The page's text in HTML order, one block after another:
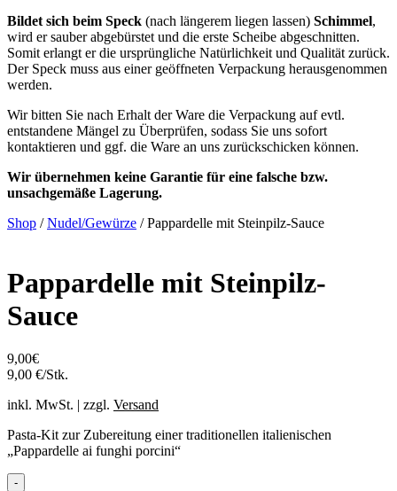
Bildet sich beim Speck (nach längerem liegen lassen) Schimmel,
wird er sauber abgebürstet und die erste Scheibe abgeschnitten.
Somit erlangt er die ursprüngliche Natürlichkeit und Qualität zurück.
Der Speck muss aus einer geöffneten Verpackung herausgenommen
werden.
Wir bitten Sie nach Erhalt der Ware die Verpackung auf evtl.
entstandene Mängel zu Überprüfen, sodass Sie uns sofort
kontaktieren und ggf. die Ware an uns zurückschicken können.
Wir übernehmen keine Garantie für eine falsche bzw.
unsachgemäße Lagerung.
Shop /Nudel/Gewürze / Pappardelle mit Steinpilz-Sauce
Pappardelle mit Steinpilz-
Sauce
9,00€
9,00 €/Stk.
inkl. MwSt. | zzgl. Versand
Pasta-Kit zur Zubereitung einer traditionellen italienischen
„Pappardelle ai funghi porcini“
-